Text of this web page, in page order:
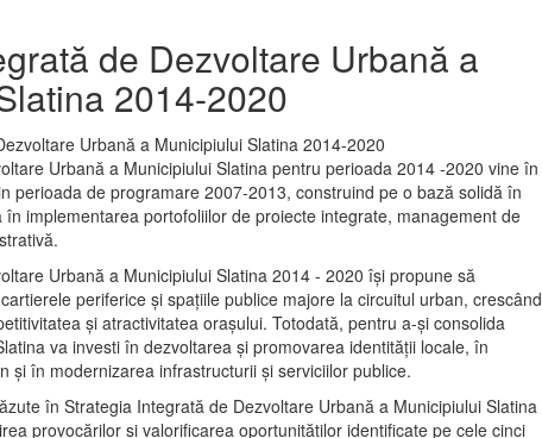
de Dezvoltare Urbană a
2014-2020
Urbană a Municipiului Slatina pentru perioada 2014 -2020 vine în
perioada de programare 2007-2013, construind pe o bază solidă în
implementarea portofoliilor de proiecte integrate, management de
Urbană a Municipiului Slatina 2014 - 2020 își propune să
periferice şi spaţiile publice majore la circuitul urban, crescând
şi atractivitatea oraşului. Totodată, pentru a-şi consolida
va investi în dezvoltarea şi promovarea identităţii locale, în
şi în modernizarea infrastructurii şi serviciilor publice.
în Strategia Integrată de Dezvoltare Urbană a Municipiului Slatina
provocărilor şi valorificarea oportunităţilor identificate pe cele cinci